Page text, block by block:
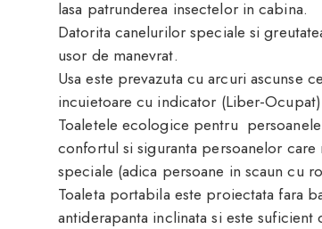
lasa patrunderea insectelor in cabina.
Datorita canelurilor speciale si
usor de manevrat.
Usa este prevazuta cu arcuri ascunse
incuietoare cu indicator (Liber-
Toaletele ecologice pentru
confortul si siguranta persoanelor
speciale (adica persoane in scaun cu
Toaleta portabila este proiectata fara
antiderapanta inclinata si este